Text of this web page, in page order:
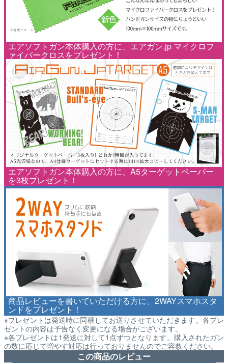
エアソフトガン本体購入の方に、エアガン.jp マイクロフ
ァイバークロスをプレゼント！
エアソフトガン本体購入の方に、A5ターゲットペーパー
を3枚プレゼント！
商品レビューを書いていただける方に、2WAYスマホスタ
ンドをプレゼント！
※プレゼントは発送時に同梱してお送りさせていただきます。各プレ
ゼントの内容は予告なく変更になる場合がございます。
※各プレゼントは1発送に対して1点ずつとなります。購入されたガン
の数に応じて増やす対応は行っておりませんのでご容赦ください。
この商品のレビュー